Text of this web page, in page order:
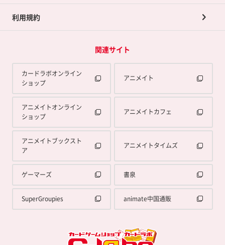
利用規約
関連サイト
カードラボオンライン
ショップ
アニメイト
アニメイトオンライン
ショップ
アニメイトカフェ
アニメイトブックスト
ア
アニメイトタイムズ
ゲーマーズ 書泉
SuperGroupies animate中国通販